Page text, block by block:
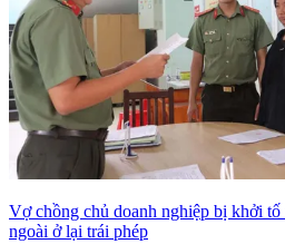
Vợ chồng chủ doanh nghiệp bị khởi
ngoài ở lại trái phép